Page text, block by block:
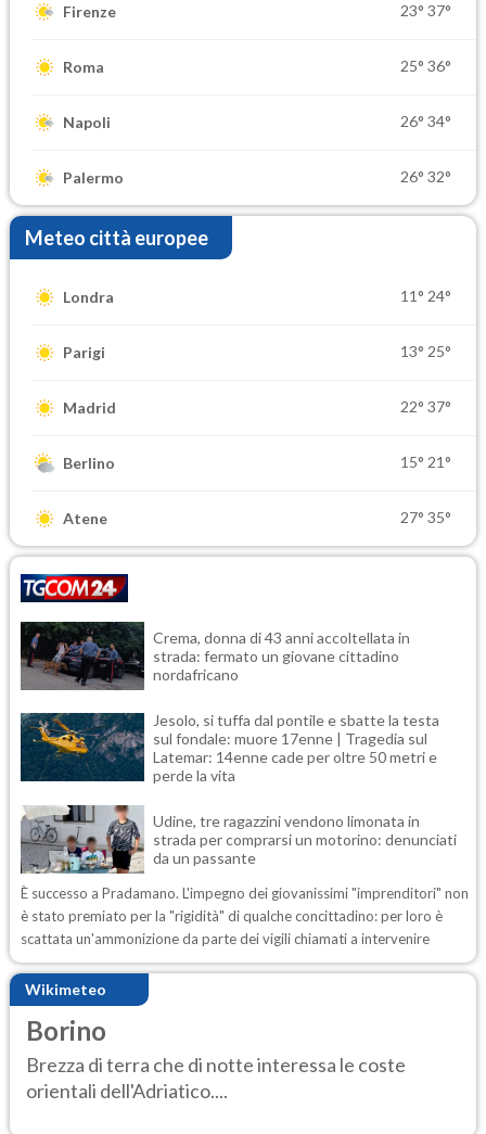
Firenze 23° 37°
Roma 25° 36°
Napoli 26° 34°
Palermo 26° 32°
Meteo città europee
Londra 11° 24°
Parigi 13° 25°
Madrid 22° 37°
Berlino 15° 21°
Atene 27° 35°
Crema, donna di 43 anni accoltellata in
strada: fermato un giovane cittadino
nordafricano
Jesolo, si tuffa dal pontile e sbatte la testa
sul fondale: muore 17enne | Tragedia sul
Latemar: 14enne cade per oltre 50 metri e
perde la vita
Udine, tre ragazzini vendono limonata in
strada per comprarsi un motorino: denunciati
da un passante
È successo a Pradamano. L'impegno dei giovanissimi "imprenditori" non
è stato premiato per la "rigidità" di qualche concittadino: per loro è
scattata un'ammonizione da parte dei vigili chiamati a intervenire
Wikimeteo
Borino
Brezza di terra che di notte interessa le coste
orientali dell'Adriatico....